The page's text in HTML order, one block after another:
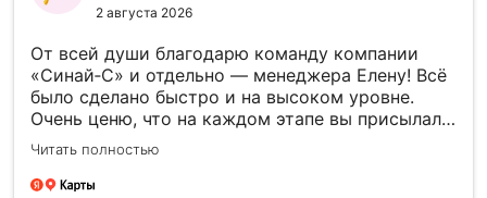
2 августа 2026
От всей души благодарю команду компании
«Синай‑С» и отдельно — менеджера Елену! Всё
было сделано быстро и на высоком уровне.
Очень ценю, что на каждом этапе вы присылали
фото- и видеоотчёты — это давало уверенность
и спокойствие. Отдельно спасибо за то, что
успели установить памятник к памятной
Читать полностью